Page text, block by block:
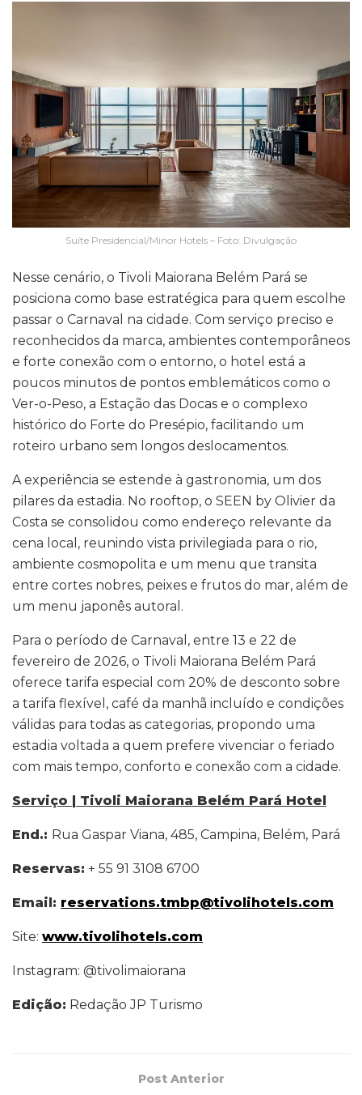
Suíte Presidencial/Minor Hotels – Foto: Divulgação
Nesse cenário, o Tivoli Maiorana Belém Pará se
posiciona como base estratégica para quem escolhe
passar o Carnaval na cidade. Com serviço preciso e
reconhecidos da marca, ambientes contemporâneos
e forte conexão com o entorno, o hotel está a
poucos minutos de pontos emblemáticos como o
Ver-o-Peso, a Estação das Docas e o complexo
histórico do Forte do Presépio, facilitando um
roteiro urbano sem longos deslocamentos.
A experiência se estende à gastronomia, um dos
pilares da estadia. No rooftop, o SEEN by Olivier da
Costa se consolidou como endereço relevante da
cena local, reunindo vista privilegiada para o rio,
ambiente cosmopolita e um menu que transita
entre cortes nobres, peixes e frutos do mar, além de
um menu japonês autoral.
Para o período de Carnaval, entre 13 e 22 de
fevereiro de 2026, o Tivoli Maiorana Belém Pará
oferece tarifa especial com 20% de desconto sobre
a tarifa flexível, café da manhã incluído e condições
válidas para todas as categorias, propondo uma
estadia voltada a quem prefere vivenciar o feriado
com mais tempo, conforto e conexão com a cidade.
Serviço | Tivoli Maiorana Belém Pará Hotel
End.: Rua Gaspar Viana, 485, Campina, Belém, Pará
Reservas: + 55 91 3108 6700
Email: reservations.tmbp@tivolihotels.com
Site: www.tivolihotels.com
Instagram: @tivolimaiorana
Edição: Redação JP Turismo
Post Anterior